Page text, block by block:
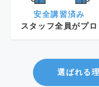
安全講習済み
スタッフ全員がプロ
選ばれる